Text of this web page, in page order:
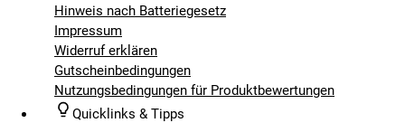
Hinweis nach Batteriegesetz
Impressum
Widerruf erklären
Gutscheinbedingungen
Nutzungsbedingungen für Produktbewertungen
Quicklinks & Tipps